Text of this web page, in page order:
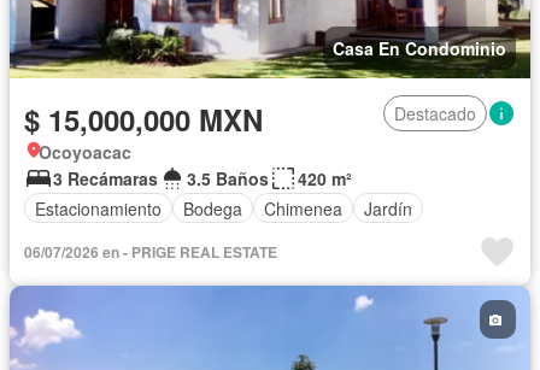
Casa En Condominio
$ 15,000,000 MXN
Destacado
Ocoyoacac
3 Recámaras
3.5 Baños
420 m²
Estacionamiento
Bodega Chimenea Jardín
06/07/2026 en - PRIGE REAL ESTATE